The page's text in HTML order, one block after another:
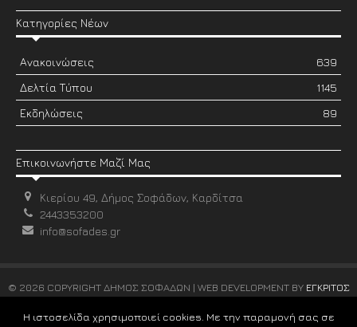
Κατηγορίες Νέων
Ανακοινώσεις
639
Δελτία Τύπου
1145
Εκδηλώσεις
89
Επικοινωνήστε Μαζί Μας
Κιερίου 49, Δήμος Σοφάδων, Καρδίτσα
2443353200
info@sofades.gr
© 2026 COPYRIGHT ΔΗΜΟΣ ΣΟΦΑΔΩΝ | WEB DEVELOPMENT BY ΕΓΚΡΙΤΟΣ
Η ιστοσελίδα χρησιμοποιεί cookies. Με την παραμονή σας σε